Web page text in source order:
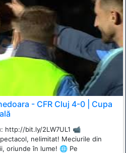
- CFR Cluj 4-0 | Cupa
http://bit.ly/2LW7UL1 📹
nelimitat! Meciurile din
oriunde în lume! 🌐 Pe